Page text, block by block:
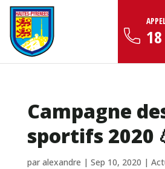
18
Campagne
sportifs 2020
par alexandre | Sep 10, 2020 |